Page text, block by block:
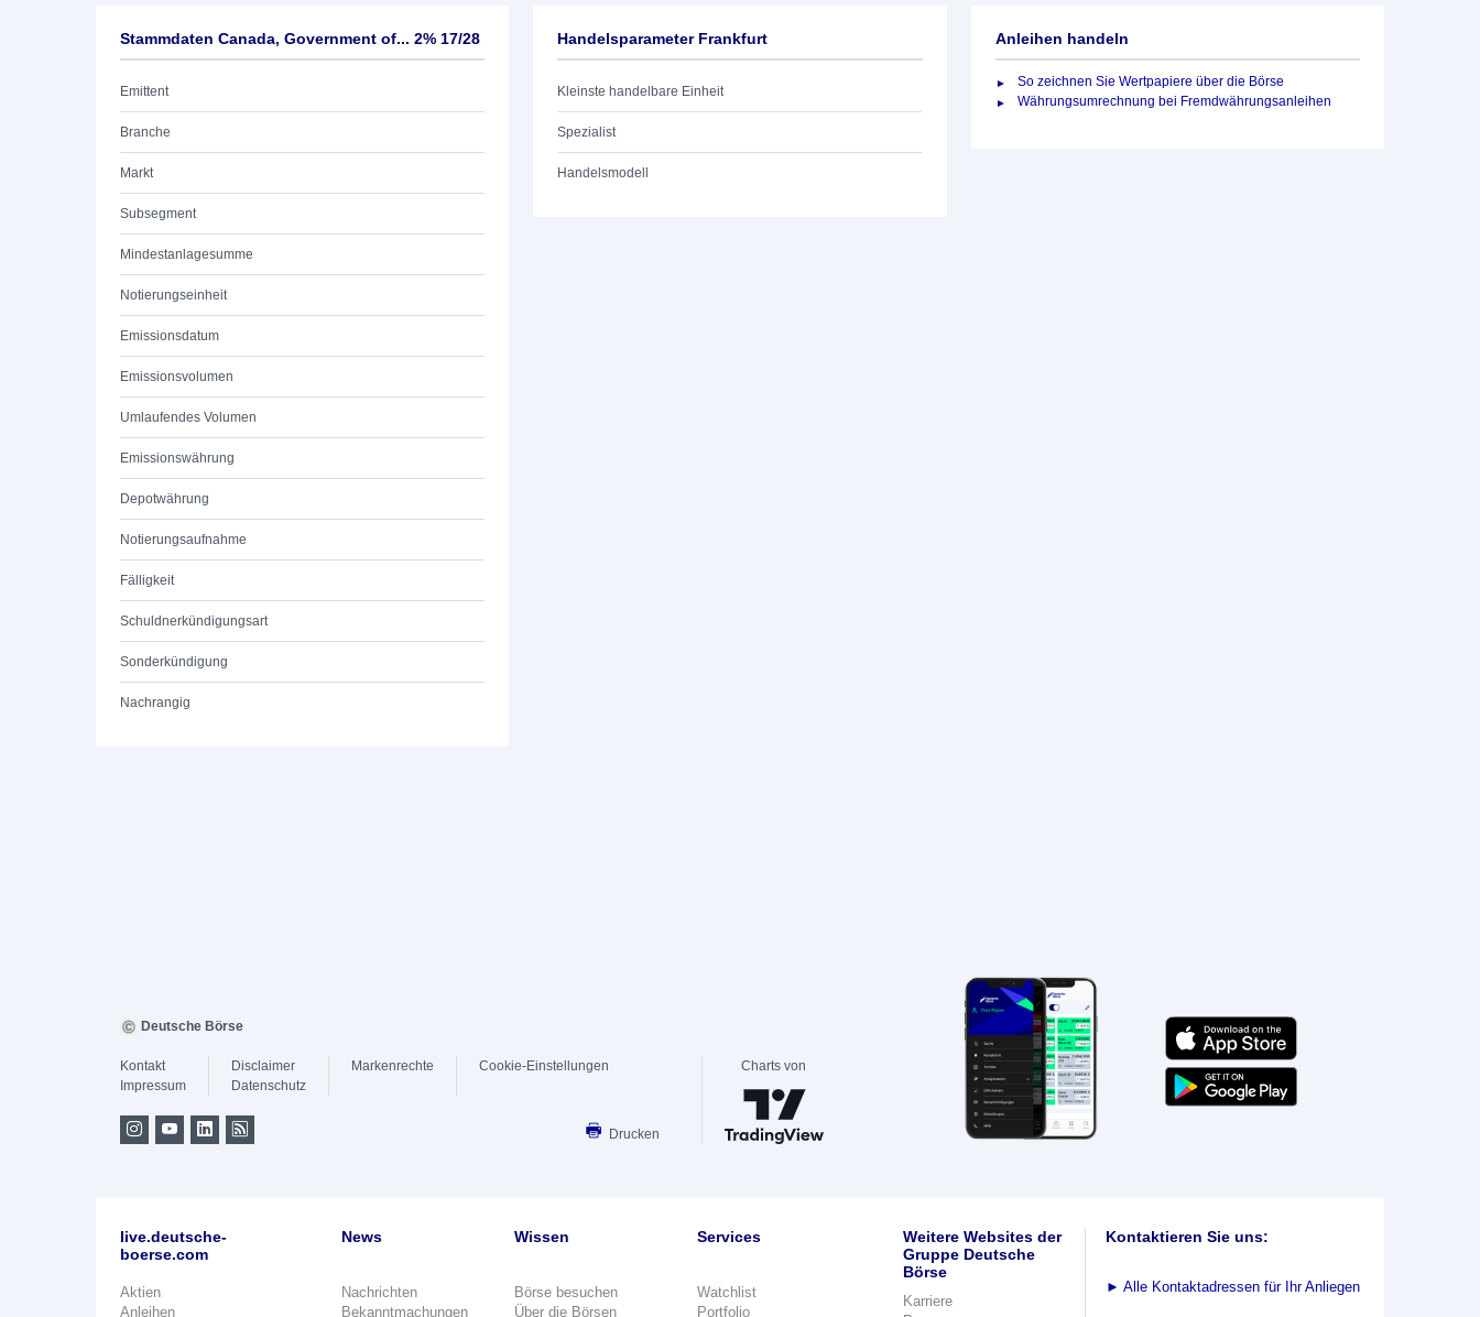
Stammdaten Canada, Government of... 2% 17/28
Emittent
Branche
Markt
Subsegment
Mindestanlagesumme
Notierungseinheit
Emissionsdatum
Emissionsvolumen
Umlaufendes Volumen
Emissionswährung
Depotwährung
Notierungsaufnahme
Fälligkeit
Schuldnerkündigungsart
Sonderkündigung
Nachrangig
Handelsparameter Frankfurt
Kleinste handelbare Einheit
Spezialist
Handelsmodell
Anleihen handeln
So zeichnen Sie Wertpapiere über die Börse
Währungsumrechnung bei Fremdwährungsanleihen
Deutsche Börse
Kontakt
Impressum
Disclaimer
Datenschutz
Markenrechte Cookie-Einstellungen
Drucken
Charts von
live.deutsche-
boerse.com
Aktien
Anleihen
News
Nachrichten
Bekanntmachungen
Wissen
Börse besuchen
Über die Börsen
Services
Watchlist
Portfolio
Weitere Websites der
Gruppe Deutsche
Börse
Karriere
Kontaktieren Sie uns:
► Alle Kontaktadressen für Ihr Anliegen